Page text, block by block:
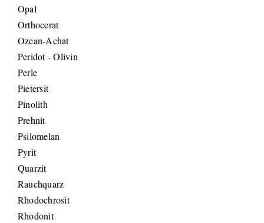
Opal
Orthocerat
Ozean-Achat
Peridot - Olivin
Perle
Pietersit
Pinolith
Prehnit
Psilomelan
Pyrit
Quarzit
Rauchquarz
Rhodochrosit
Rhodonit